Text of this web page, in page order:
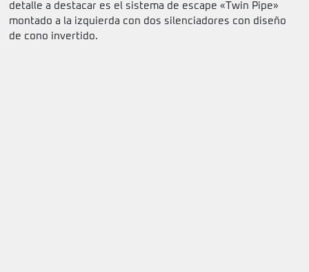
detalle a destacar es el sistema de escape «Twin Pipe»
montado a la izquierda con dos silenciadores con diseño
de cono invertido.